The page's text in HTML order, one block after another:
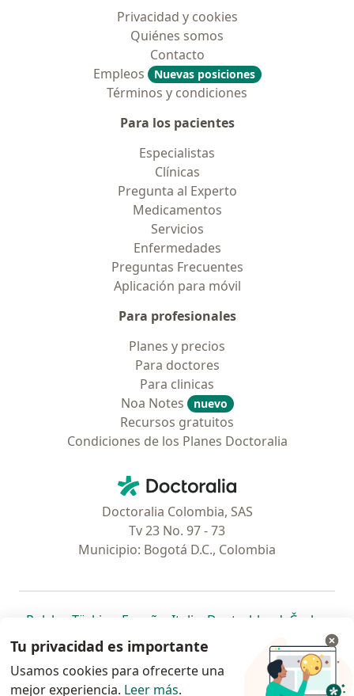
Privacidad y cookies
Quiénes somos
Contacto
Empleos
Nuevas posiciones
Términos y condiciones
Para los pacientes
Especialistas
Clínicas
Pregunta al Experto
Medicamentos
Servicios
Enfermedades
Preguntas Frecuentes
Aplicación para móvil
Para profesionales
Planes y precios
Para doctores
Para clinicas
Noa Notes
nuevo
Recursos gratuitos
Condiciones de los Planes Doctoralia
Doctoralia - Página de inicio
Doctoralia Colombia, SAS
Tv 23 No. 97 - 73
Municipio: Bogotá D.C., Colombia
Polska se abre en una nueva pestaña
Türkiye se abre en una nueva pestaña
España se abre en una nueva pestaña
Italia se abre en una nueva
Deutschlandse abre en
Česko
Portugal
se abre en una nueva pestaña
México se abre en una nueva pestaña
Chile se abre en una nueva pestaña
Brasil se abre en una nueva
se abre en
se
se abre en una nueva
www.doctoralia.co © 2026 - Encuentra tu
Tu privacidad es importante
Usamos cookies para ofrecerte una
mejor experiencia. Leer más.